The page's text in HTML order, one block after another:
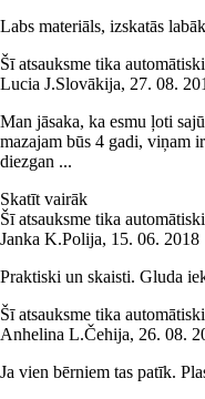
Labs materiāls, izskatās
Šī atsauksme tika
Lucia J.Slovākija, 27. 08.
Man jāsaka, ka esmu ļoti
mazajam būs 4 gadi, viņam
diezgan ...
Skatīt vairāk
Šī atsauksme tika
Janka K.Polija, 15. 06. 2018
Praktiski un skaisti. Gluda
Šī atsauksme tika
Anhelina L.Čehija, 26. 08.
Ja vien bērniem tas patīk.